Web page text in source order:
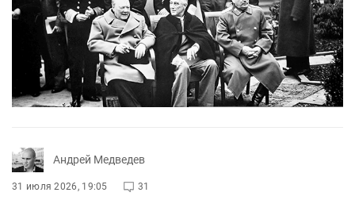
Андрей Медведев
31 июля 2026, 19:05 31